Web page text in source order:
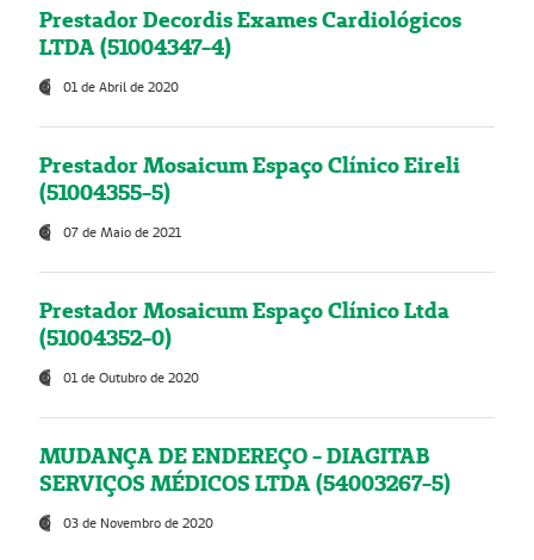
Prestador Decordis Exames Cardiológicos
LTDA (51004347-4)
01 de Abril de 2020
Prestador Mosaicum Espaço Clínico Eireli
(51004355-5)
07 de Maio de 2021
Prestador Mosaicum Espaço Clínico Ltda
(51004352-0)
01 de Outubro de 2020
MUDANÇA DE ENDEREÇO - DIAGITAB
SERVIÇOS MÉDICOS LTDA (54003267-5)
03 de Novembro de 2020